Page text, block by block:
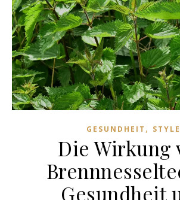
GESUNDHEIT , STYLE
Die Wirkung
Gesundheit